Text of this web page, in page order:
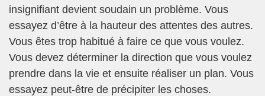
insignifiant devient soudain un problème. Vous
essayez d’être à la hauteur des attentes des autres.
Vous êtes trop habitué à faire ce que vous voulez.
Vous devez déterminer la direction que vous voulez
prendre dans la vie et ensuite réaliser un plan. Vous
essayez peut-être de précipiter les choses.